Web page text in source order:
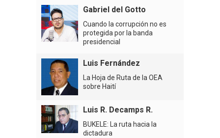
Gabriel del Gotto
Cuando la corrupción no es
protegida por la banda
presidencial
Luis Fernández
La Hoja de Ruta de la OEA
sobre Haití
Luis R. Decamps R.
BUKELE: La ruta hacia la
dictadura